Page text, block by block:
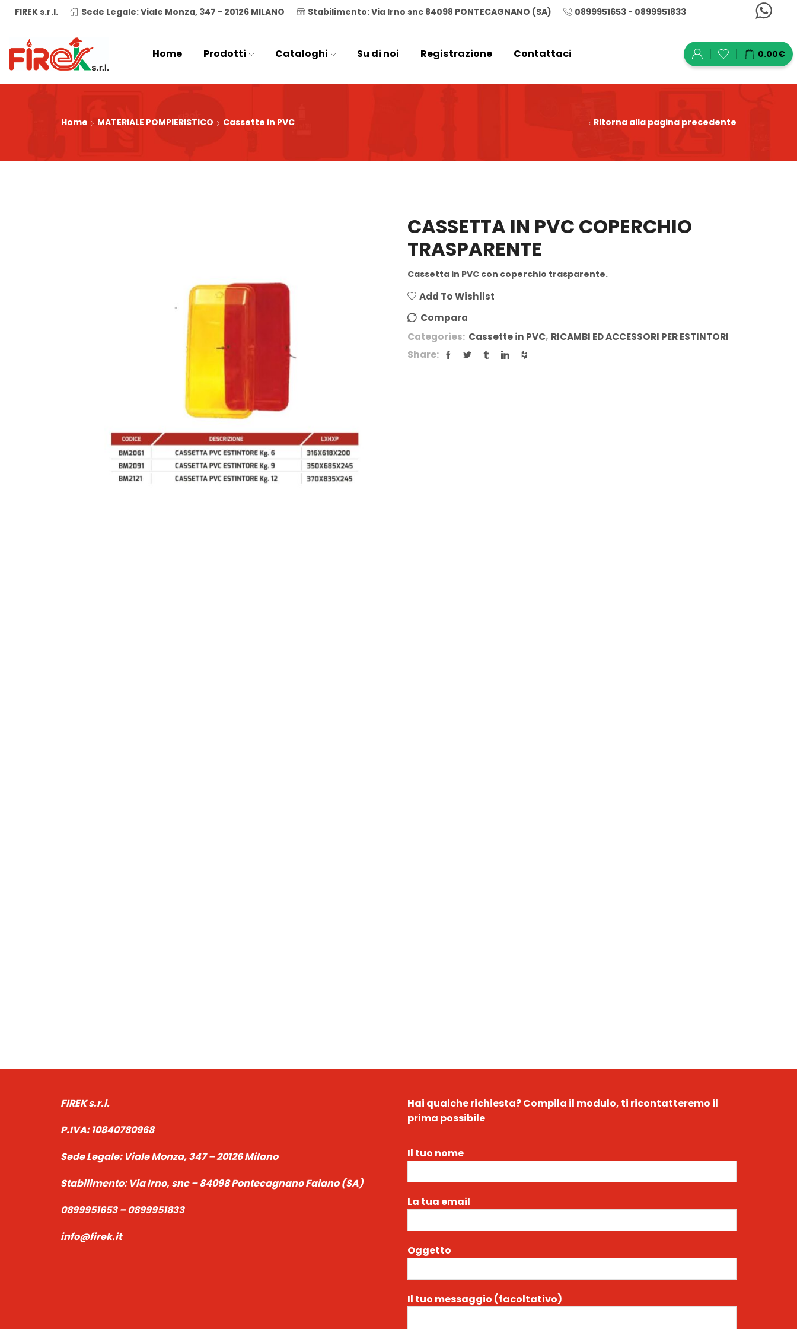
FIREK s.r.l. Sede Legale: Viale Monza, 347 - 20126 MILANO Stabilimento: Via Irno snc 84098 PONTECAGNANO (SA) 0899951653 - 0899951833
Home Prodotti Cataloghi Su di noi Registrazione Contattaci 0.00€
Home MATERIALE POMPIERISTICO Cassette in PVC Ritorna alla pagina precedente
CASSETTA IN PVC COPERCHIO
TRASPARENTE
Cassetta in PVC con coperchio trasparente.
Add To Wishlist
Compara
Categories: Cassette in PVC, RICAMBI ED ACCESSORI PER ESTINTORI
Share:
FIREK s.r.l.
P.IVA:10840780968
Sede Legale:Viale Monza, 347 – 20126 Milano
Stabilimento:Via Irno, snc – 84098 Pontecagnano Faiano (SA)
0899951653 – 0899951833
info@firek.it
Hai qualche richiesta?Compila il modulo, ti ricontatteremo il
prima possibile
Il tuo nome
La tua email
Oggetto
Il tuo messaggio (facoltativo)